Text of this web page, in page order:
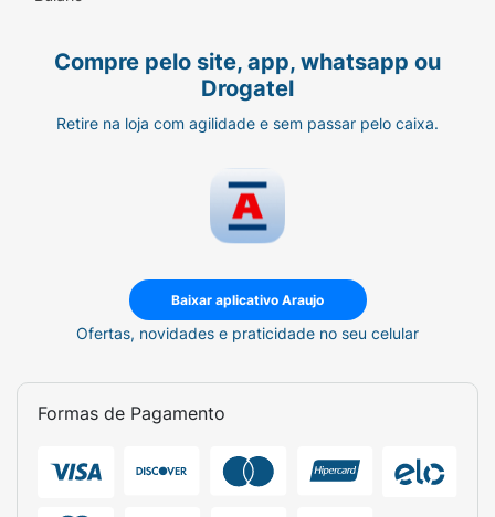
Compre pelo site, app, whatsapp ou
Drogatel
Retire na loja com agilidade e sem passar pelo caixa.
Baixar aplicativo Araujo
Ofertas, novidades e praticidade no seu celular
Formas de Pagamento